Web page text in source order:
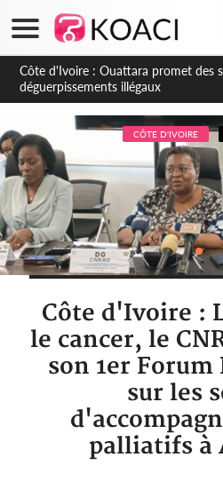
Côte d'Ivoire : 66è anniversaire de
Ouattara promet d'accélérer les
investissements pour une nation
CÔTE D'IVOIRE
Côte d'Ivoire :
le cancer, le
son 1er
sur les
palliatifs à